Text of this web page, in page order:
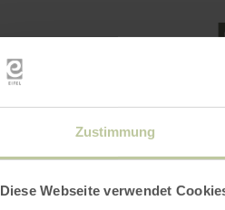
Zustimmung
Diese Webseite verwendet